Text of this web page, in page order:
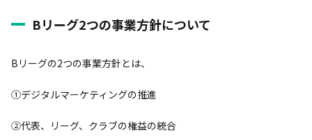
Bリーグ2つの事業方針について
Bリーグの2つの事業方針とは、
①デジタルマーケティングの推進
②代表、リーグ、クラブの権益の統合